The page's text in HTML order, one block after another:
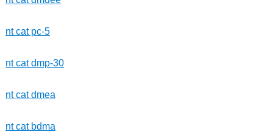
nt cat pc-5
nt cat dmp-30
nt cat dmea
nt cat bdma